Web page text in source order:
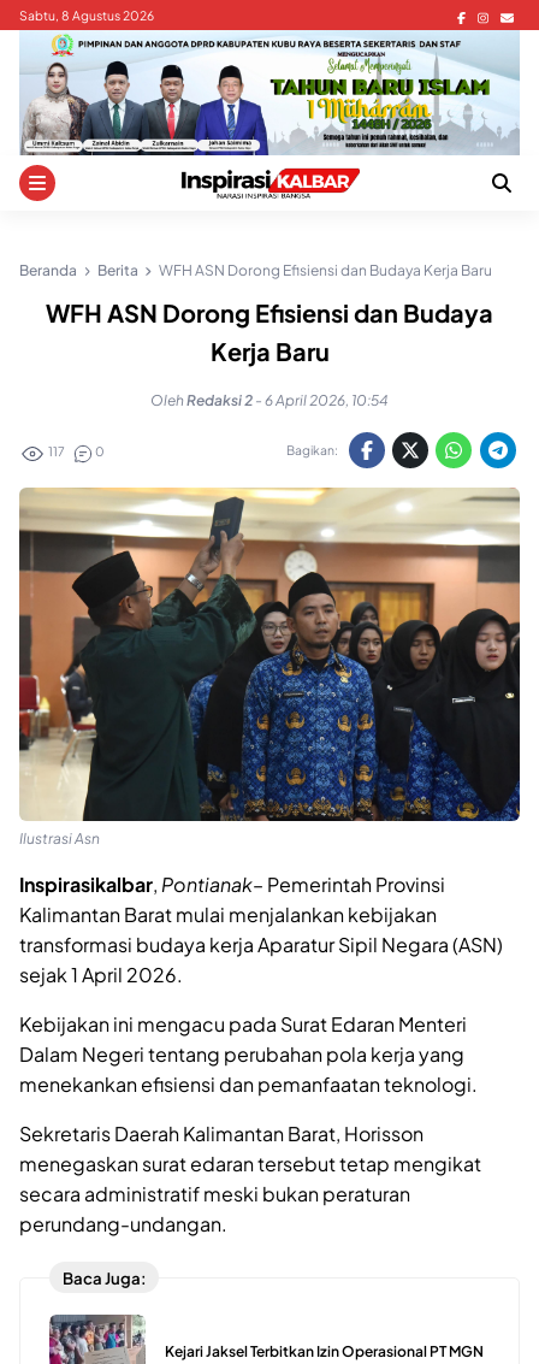
Skip
content
Sabtu, 8 Agustus 2026
Beranda Berita WFH ASN Dorong Efisiensi dan Budaya Kerja Baru
WFH ASN Dorong Efisiensi dan Budaya
Kerja Baru
OlehRedaksi 2 - 6 April 2026, 10:54
117 0 Bagikan:
Ilustrasi Asn
Inspirasikalbar, Pontianak– Pemerintah Provinsi
Kalimantan Barat mulai menjalankan kebijakan
transformasi budaya kerja Aparatur Sipil Negara (ASN)
sejak 1 April 2026.
Kebijakan ini mengacu pada Surat Edaran Menteri
Dalam Negeri tentang perubahan pola kerja yang
menekankan efisiensi dan pemanfaatan teknologi.
Sekretaris Daerah Kalimantan Barat, Horisson
menegaskan surat edaran tersebut tetap mengikat
secara administratif meski bukan peraturan
perundang-undangan.
Baca Juga:
Kejari Jaksel Terbitkan Izin Operasional PT MGN